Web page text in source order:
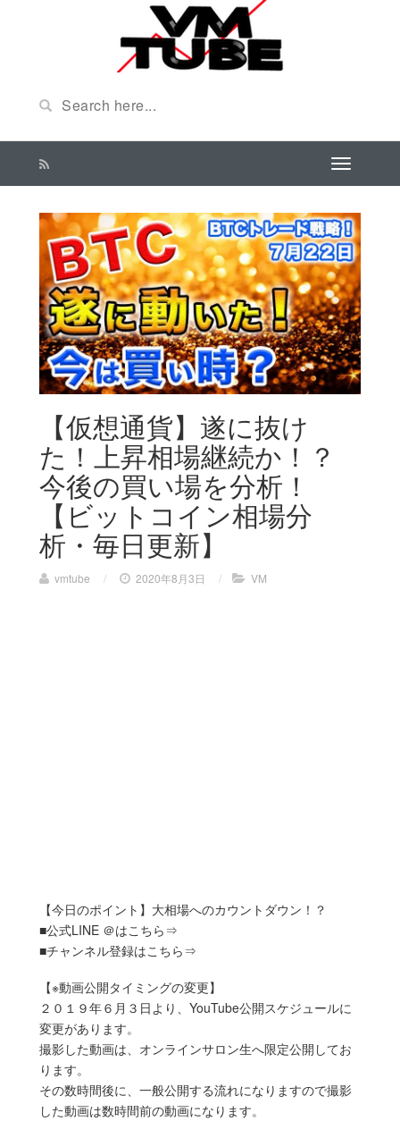
【仮想通貨】遂に抜け
た！上昇相場継続か！？
今後の買い場を分析！
【ビットコイン相場分
析・毎日更新】
vmtube / 2020年8月3日 / VM
【今日のポイント】大相場へのカウントダウン！？
■公式LINE ＠はこちら⇒
■チャンネル登録はこちら⇒
【※動画公開タイミングの変更】
２０１９年６月３日より、YouTube公開スケジュールに
変更があります。
撮影した動画は、オンラインサロン生へ限定公開してお
ります。
その数時間後に、一般公開する流れになりますので撮影
した動画は数時間前の動画になります。